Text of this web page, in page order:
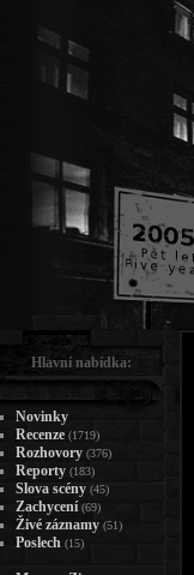
Hlavní nabídka:
Novinky
Recenze (1719)
Rozhovory (376)
Reporty (183)
Slova scény (45)
Zachycení (69)
Živé záznamy (51)
Poslech (15)